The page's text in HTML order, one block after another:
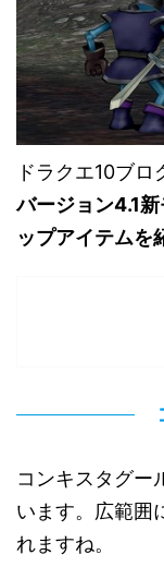
ドラクエ10ブロ
バージョン4.1
ップアイテムを
コンキスタグー
います。広範囲
れますね。